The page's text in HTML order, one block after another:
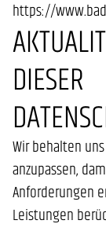
https://
DIESER
Wir behalten
anzupassen,
Anforderungen
Leistungen